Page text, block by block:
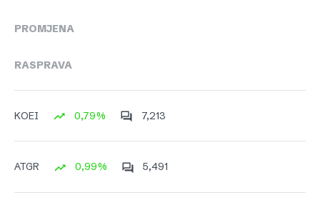
PROMJENA
RASPRAVA
KOEI 0,79% 7,213
ATGR 0,99% 5,491